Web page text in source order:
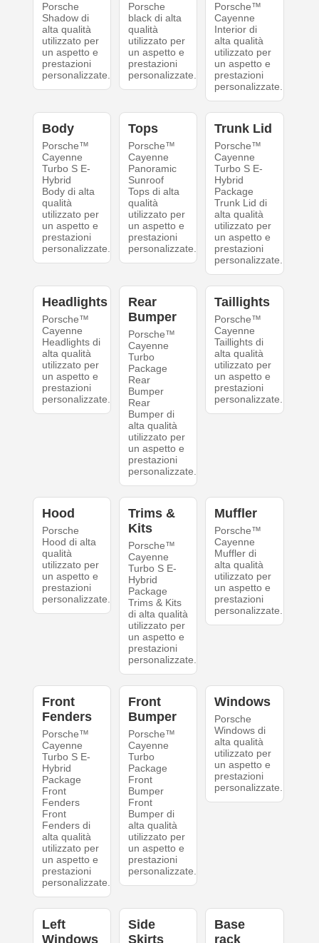
Porsche
Shadow di
alta qualità
utilizzato per
un aspetto e
prestazioni
personalizzate.
Porsche
black di alta
qualità
utilizzato per
un aspetto e
prestazioni
personalizzate.
Porsche™
Cayenne
Interior di
alta qualità
utilizzato per
un aspetto e
prestazioni
personalizzate.
Body
Porsche™
Cayenne
Turbo S E-
Hybrid
Body di alta
qualità
utilizzato per
un aspetto e
prestazioni
personalizzate.
Tops
Porsche™
Cayenne
Panoramic
Sunroof
Tops di alta
qualità
utilizzato per
un aspetto e
prestazioni
personalizzate.
Trunk Lid
Porsche™
Cayenne
Turbo S E-
Hybrid
Package
Trunk Lid di
alta qualità
utilizzato per
un aspetto e
prestazioni
personalizzate.
Headlights
Porsche™
Cayenne
Headlights di
alta qualità
utilizzato per
un aspetto e
prestazioni
personalizzate.
Rear
Bumper
Porsche™
Cayenne
Turbo
Package
Rear
Bumper
Rear
Bumper di
alta qualità
utilizzato per
un aspetto e
prestazioni
personalizzate.
Taillights
Porsche™
Cayenne
Taillights di
alta qualità
utilizzato per
un aspetto e
prestazioni
personalizzate.
Hood
Porsche
Hood di alta
qualità
utilizzato per
un aspetto e
prestazioni
personalizzate.
Trims &
Kits
Porsche™
Cayenne
Turbo S E-
Hybrid
Package
Trims & Kits
di alta qualità
utilizzato per
un aspetto e
prestazioni
personalizzate.
Muffler
Porsche™
Cayenne
Muffler di
alta qualità
utilizzato per
un aspetto e
prestazioni
personalizzate.
Front
Fenders
Porsche™
Cayenne
Turbo S E-
Hybrid
Package
Front
Fenders
Front
Fenders di
alta qualità
utilizzato per
un aspetto e
prestazioni
personalizzate.
Front
Bumper
Porsche™
Cayenne
Turbo
Package
Front
Bumper
Front
Bumper di
alta qualità
utilizzato per
un aspetto e
prestazioni
personalizzate.
Windows
Porsche
Windows di
alta qualità
utilizzato per
un aspetto e
prestazioni
personalizzate.
Left
Windows
Side
Skirts
Base
rack